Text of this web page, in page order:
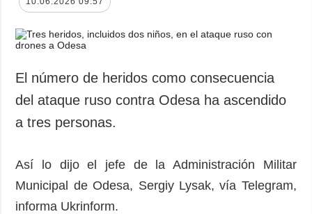
El número de heridos como consecuencia
del ataque ruso contra Odesa ha ascendido
a tres personas.
Así lo dijo el jefe de la Administración Militar
Municipal de Odesa, Sergiy Lysak, vía Telegram,
informa Ukrinform.